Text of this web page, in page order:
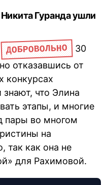
Гуранда ушли
ДОБРОВОЛЬНО 30
отказавшись от
конкурсах
знают, что Элина
этапы, и многие
пары во многом
на
так как она не
для Рахимовой.